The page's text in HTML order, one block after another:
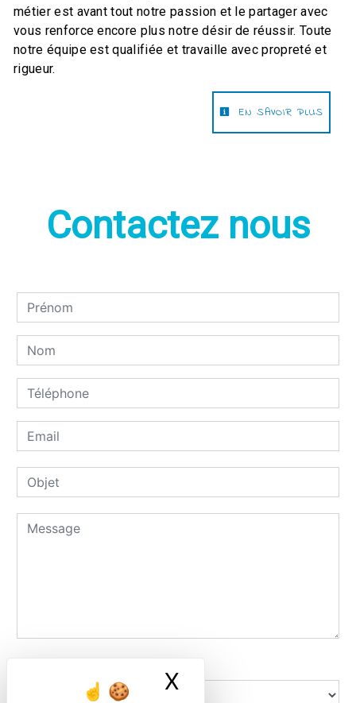
X Masquer le
métier est avant tout notre passion et le partager avec
vous renforce encore plus notre désir de réussir. Toute
notre équipe est qualifiée et travaille avec propreté et
rigueur.
EN SAVOIR PLUS
Contactez nous